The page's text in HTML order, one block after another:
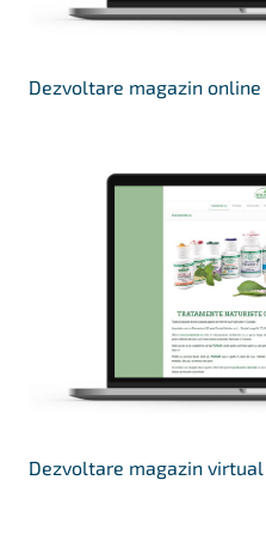
Dezvoltare magazin
Dezvoltare magazin